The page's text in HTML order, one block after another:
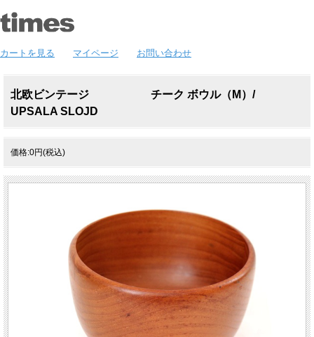
カートを見る マイページ お問い合わせ
北欧ビンテージ チーク ボウル（M）/
UPSALA SLOJD
価格:0円(税込)